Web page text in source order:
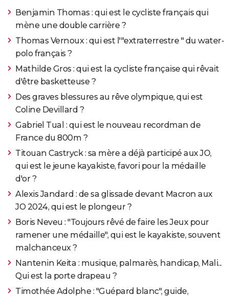
Benjamin Thomas : qui est le cycliste français qui
mène une double carrière ?
Thomas Vernoux : qui est l'"extraterrestre " du water-
polo français ?
Mathilde Gros : qui est la cycliste française qui rêvait
d'être basketteuse ?
Des graves blessures au rêve olympique, qui est
Coline Devillard ?
Gabriel Tual : qui est le nouveau recordman de
France du 800m ?
Titouan Castryck : sa mère a déjà participé aux JO,
qui est le jeune kayakiste, favori pour la médaille
d'or ?
Alexis Jandard : de sa glissade devant Macron aux
JO 2024, qui est le plongeur ?
Boris Neveu : "Toujours rêvé de faire les Jeux pour
ramener une médaille", qui est le kayakiste, souvent
malchanceux ?
Nantenin Keita : musique, palmarès, handicap, Mali...
Qui est la porte drapeau ?
Timothée Adolphe : "Guépard blanc", guide,